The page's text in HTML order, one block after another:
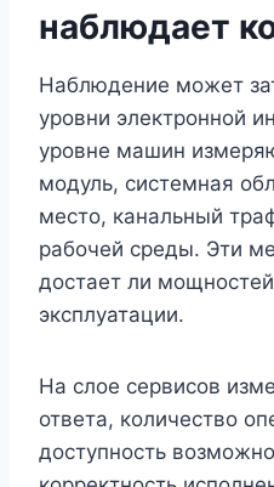
наблюдает
Наблюдение может
уровни электронной
уровне машин
модуль, системная
место, канальный
рабочей среды. Эти
достает ли
эксплуатации.
На слое сервисов
ответа, количество
доступность